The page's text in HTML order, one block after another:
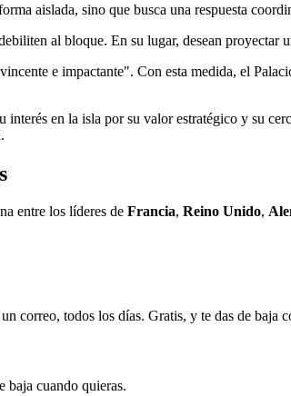
aislada, sino que busca una respuesta
al bloque. En su lugar, desean proyectar
e impactante". Con esta medida, el
en la isla por su valor estratégico y su
entre los líderes de Francia, Reino Unido,
correo, todos los días. Gratis, y te das de baja
baja cuando quieras.